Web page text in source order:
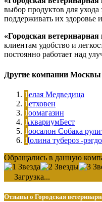
выбор продуктов для
поддерживать их здоровье
«Городская ветеринарная
клиентам удобство и
постоянно работает над
Другие компании Москвы
Белая Медведица
Бетховен
Зоомагазин
АквариумБест
Зоосалон Собака
Долина тубероз -
Обращались в данную
Загрузка...
Отзывы о Городская